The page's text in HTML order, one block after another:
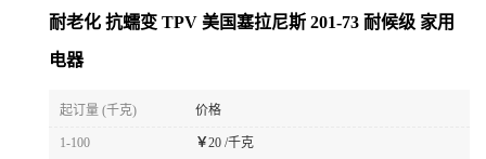
耐老化 抗蠕变 TPV 美国塞拉尼斯 201-73 耐候级 家用
电器
起订量 (千克) 价格
1-100 ￥20 /千克